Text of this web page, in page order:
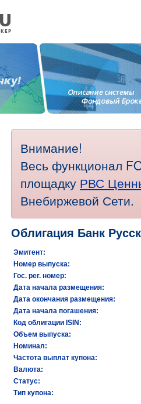
Внимание!
Весь функционал
площадку РВС
Внебиржевой Сети.
Облигация Банк
Эмитент:
Номер выпуска:
Гос. рег. номер:
Дата начала размещения:
Дата окончания размещения:
Дата начала погашения:
Код облигации ISIN:
Объем выпуска:
Номинал:
Частота выплат купона:
Валюта:
Статус:
Тип купона: